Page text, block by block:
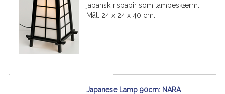
japansk rispapir som lampeskærm.
Mål: 24 x 24 x 40 cm.
Japanese Lamp 90cm: NARA